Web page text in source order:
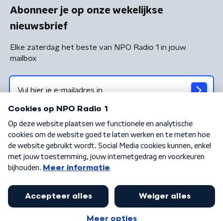
Abonneer je op onze wekelijkse
nieuwsbrief
Elke zaterdag het beste van NPO Radio 1 in jouw
mailbox
Algemene voorwaarden